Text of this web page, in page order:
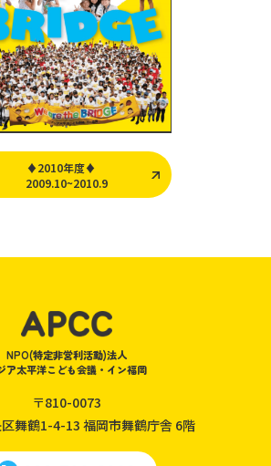
♦2010年度♦
2009.10~2010.9
NPO(特定非営利活動)法人
ア太平洋こども会議・イン福岡
〒810-0073
舞鶴1-4-13 福岡市舞鶴庁舎 6階